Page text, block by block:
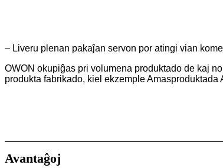
– Liveru plenan pakaĵan servon por atingi vian
OWON okupiĝas pri volumena produktado de kaj
produkta fabrikado, kiel ekzemple
Avantaĝoj